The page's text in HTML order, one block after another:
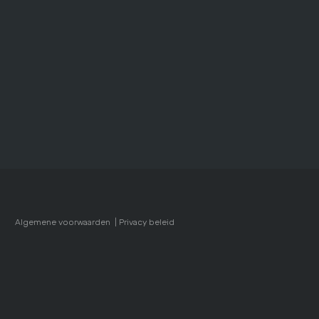
Algemene voorwaarden | Privacy beleid